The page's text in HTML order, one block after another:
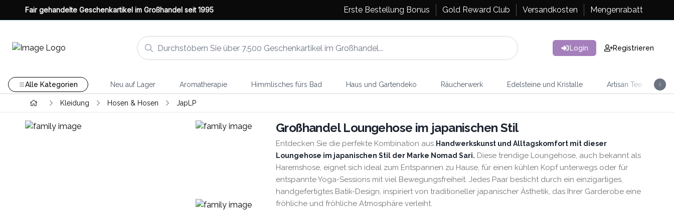
Fair gehandelte Geschenkartikel im Großhandel seit 1995 Erste Bestellung Bonus Gold Reward Club Versandkosten Mengenrabatt
Login Registrieren
Alle Kategorien Neu auf Lager Aromatherapie Himmlisches fürs Bad Haus und Gartendeko Räucherwerk Edelsteine und Kristalle Artisan Tee
Kleidung Hosen & Hosen JapLP
Großhandel Loungehose im japanischen Stil
Entdecken Sie die perfekte Kombination aus Handwerkskunst und Alltagskomfort mit dieser
Loungehose im japanischen Stil der Marke Nomad Sari. Diese trendige Loungehose, auch bekannt als
Haremshose, eignet sich ideal zum Entspannen zu Hause, für einen kühlen Kopf unterwegs oder für
entspannte Yoga-Sessions mit viel Bewegungsfreiheit. Jedes Paar besticht durch ein einzigartiges,
handgefertigtes Batik-Design, inspiriert von traditioneller japanischer Ästhetik, das Ihrer Garderobe eine
fröhliche und fröhliche Atmosphäre verleiht.